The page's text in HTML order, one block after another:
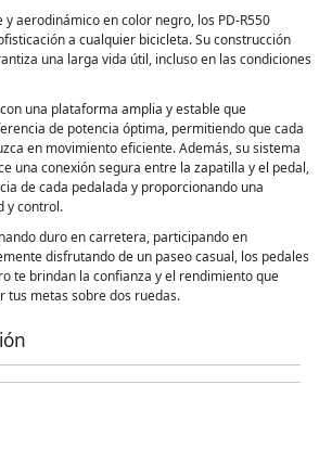
y aerodinámico en color negro, los PD-R550
a cualquier bicicleta. Su construcción
una larga vida útil, incluso en las condiciones
una plataforma amplia y estable que
de potencia óptima, permitiendo que cada
en movimiento eficiente. Además, su sistema
una conexión segura entre la zapatilla y el pedal,
de cada pedalada y proporcionando una
y control.
duro en carretera, participando en
disfrutando de un paseo casual, los pedales
te brindan la confianza y el rendimiento que
tus metas sobre dos ruedas.